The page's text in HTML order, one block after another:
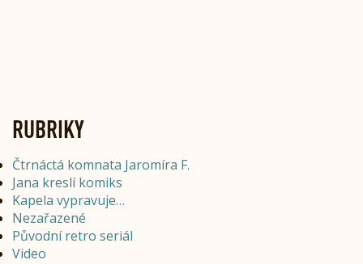
RUBRIKY
Čtrnáctá komnata Jaromíra F.
Jana kreslí komiks
Kapela vypravuje…
Nezařazené
Původní retro seriál
Video